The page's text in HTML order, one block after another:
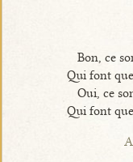
Bon, ce
Qui font
Oui, ce
Qui font